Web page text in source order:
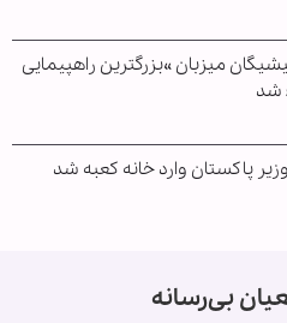
میزبان »بزرگترین راهپیمایی
شد
پاکستان وارد خانه کعبه شد
بی‌رسانه